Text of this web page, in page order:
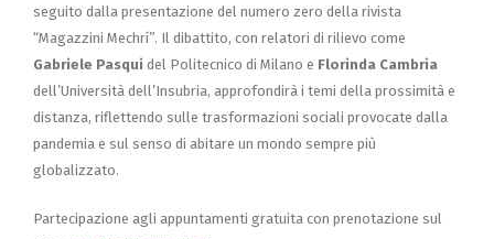
seguito dalla presentazione del numero zero della rivista
“Magazzini Mechrí”. Il dibattito, con relatori di rilievo come
Gabriele Pasqui del Politecnico di Milano e Florinda Cambria
dell’Università dell’Insubria, approfondirà i temi della prossimità e
distanza, riflettendo sulle trasformazioni sociali provocate dalla
pandemia e sul senso di abitare un mondo sempre più
globalizzato.
Partecipazione agli appuntamenti gratuita con prenotazione sul